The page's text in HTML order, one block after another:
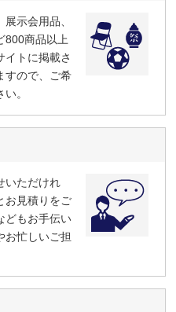
示会用品、
800商品以上
イトに掲載さ
すので、ご希
。
いただけれ
お見積りをご
どもお手伝い
お忙しいご担